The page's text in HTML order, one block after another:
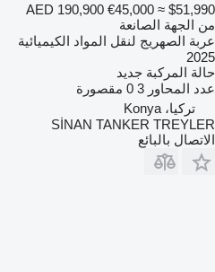
AED 190,900 €45,000 ≈ $51,990
من الجهة الصانعة
عربة الصهريج لنقل المواد الكيميائية
2025
حالة المركبة جديد
عدد المحاور 3 0 مقصورة
تركيا، Konya
SİNAN TANKER TREYLER
الاتصال بالبائع